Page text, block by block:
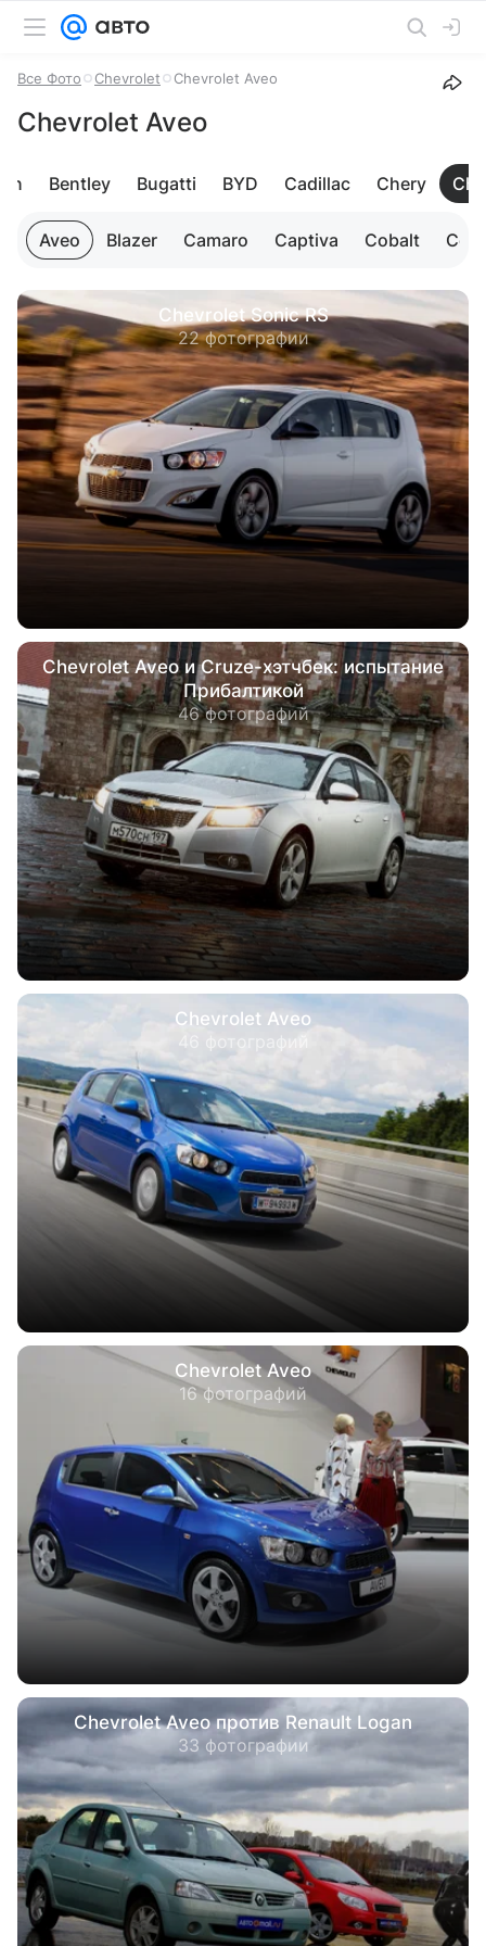
Все Фото Chevrolet Chevrolet Aveo
Chevrolet Aveo
Bentley Bugatti BYD Cadillac Chery
Aveo Blazer Camaro Captiva Cobalt
Chevrolet Sonic RS
22 фотографии
Chevrolet Aveo и Cruze-хэтчбек: испытание
Прибалтикой
46 фотографий
Chevrolet Aveo
46 фотографий
Chevrolet Aveo
16 фотографий
Chevrolet Aveo против Renault Logan
33 фотографии